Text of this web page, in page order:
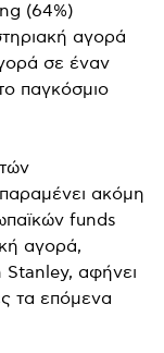
(64%)
αγορά
σε έναν
παγκόσμιο
ακόμη
funds
αγορά,
αφήνει
τα επόμενα